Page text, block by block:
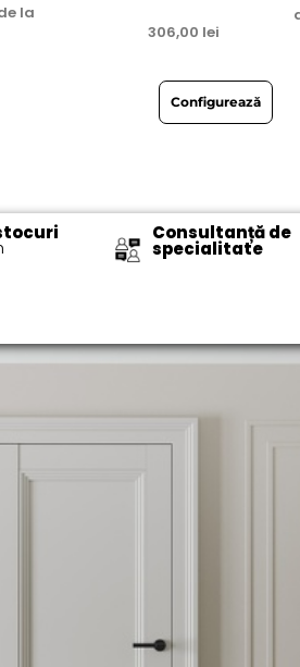
la
306,00 lei
Configurează
Consultanță de
specialitate​